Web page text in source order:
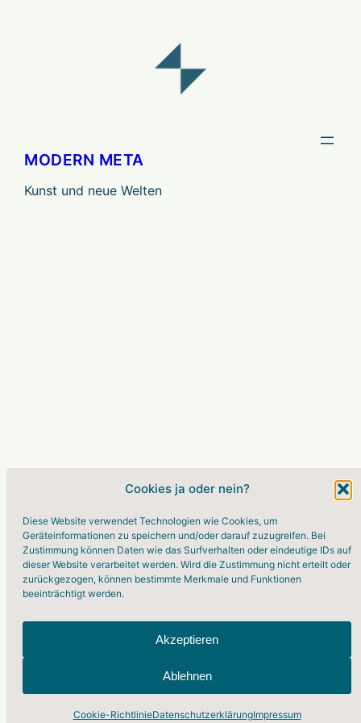
Cookies ja oder nein?
Diese Website verwendet Technologien wie Cookies, um
Geräteinformationen zu speichern und/oder darauf zuzugreifen. Bei
Zustimmung können Daten wie das Surfverhalten oder eindeutige IDs auf
dieser Website verarbeitet werden. Wird die Zustimmung nicht erteilt oder
zurückgezogen, können bestimmte Merkmale und Funktionen
beeinträchtigt werden.
Akzeptieren
Ablehnen
Cookie-RichtlinieDatenschutzerklärungImpressum
MODERN META
Kunst und neue Welten
© 2022 by Modern Meta